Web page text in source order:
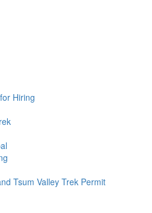
Hiring
Tsum Valley Trek Permit